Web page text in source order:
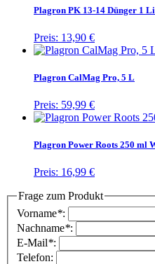
Plagron PK 13-14 Dünger 1
Preis: 13,90 €
Plagron CalMag Pro, 5 L
Preis: 59,99 €
Plagron Power Roots 250 ml
Preis: 16,99 €
Frage zum Produkt
Vorname*:
Nachname*:
E-Mail*:
Telefon: